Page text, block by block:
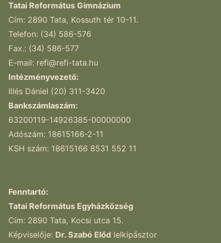
Tatai Református Gimnázium
Cím: 2890 Tata, Kossuth tér 10-11.
Telefon: (34) 586-576
Fax.: (34) 586-577
E-mail: refi@refi-tata.hu
Intézményvezető:
Illés Dániel (20) 311-3420
Bankszámlaszám:
63200119-14926385-00000000
Adószám: 18615166-2-11
KSH szám: 18615166 8531 552 11
Fenntartó:
Tatai Református Egyházközség
Cím: 2890 Tata, Kocsi utca 15.
Képviselője: Dr. Szabó Előd lelkipásztor